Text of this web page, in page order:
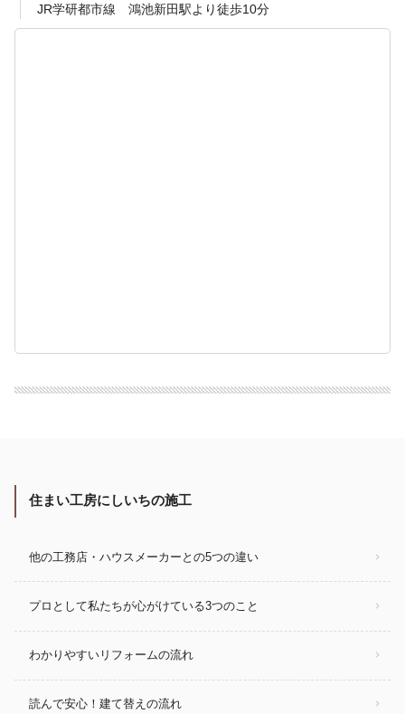
JR学研都市線 鴻池新田駅より徒歩10分
住まい工房にしいちの施工
他の工務店・ハウスメーカーとの5つの違い
プロとして私たちが心がけている3つのこと
わかりやすいリフォームの流れ
読んで安心！建て替えの流れ